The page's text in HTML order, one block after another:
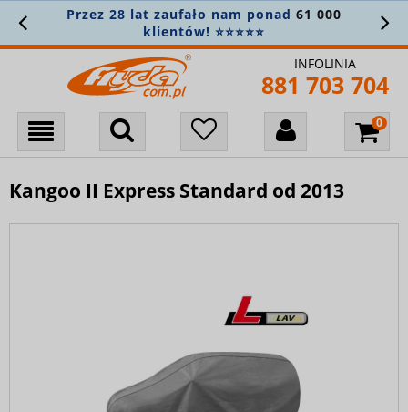
Przez 28 lat zaufało nam ponad 61 000
klientów! ⭐⭐⭐⭐⭐
INFOLINIA
881 703 704
Kangoo II Express Standard od 2013